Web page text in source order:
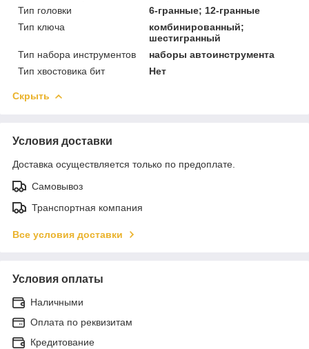
Тип головки
6-гранные; 12-гранные
Тип ключа
комбинированный;
шестигранный
Тип набора инструментов
наборы автоинструмента
Тип хвостовика бит
Нет
Скрыть
Условия доставки
Доставка осуществляется только по предоплате.
Самовывоз
Транспортная компания
Все условия доставки
Условия оплаты
Наличными
Оплата по реквизитам
Кредитование